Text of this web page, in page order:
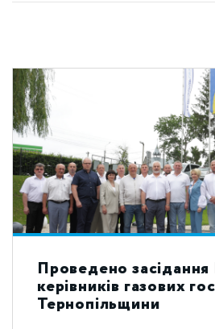
Проведено
керівників газових
Тернопільщини